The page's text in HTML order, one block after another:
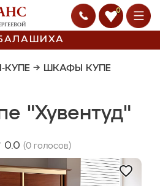
0
КУПЕ → ШКАФЫ КУПЕ
"Хувентуд"
0.0 (0 голосов)